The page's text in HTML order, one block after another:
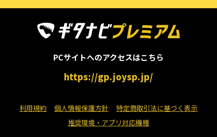
PCサイトへのアクセスはこちら
https://gp.joysp.jp/
利用規約 個人情報保護方針
特定商取引法に基づく表示
推奨環境・アプリ対応機種